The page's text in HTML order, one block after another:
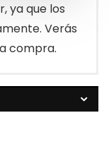
ya que los
Verás
compra.